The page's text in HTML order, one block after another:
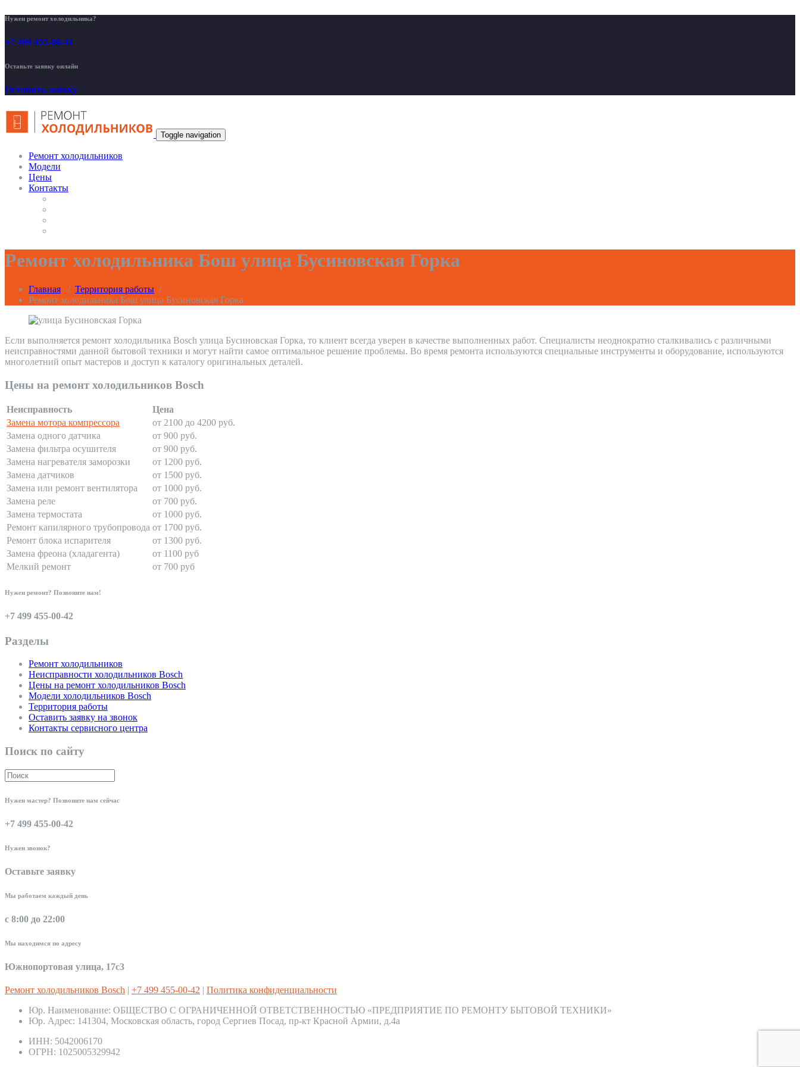
Нужен ремонт холодильника?
+7 499 455-00-42
Оставьте заявку онлайн
Оставить заявку
Toggle navigation
Ремонт холодильников
Модели
Цены
Контакты
Ремонт холодильника Бош улица Бусиновская Горка
Главная / Территория работы /
Ремонт холодильника Бош улица Бусиновская Горка
Если выполняется ремонт холодильника Bosch улица Бусиновская Горка, то клиент всегда уверен в качестве выполненных работ. Специалисты неоднократно сталкивались с различными
неисправностями данной бытовой техники и могут найти самое оптимальное решение проблемы. Во время ремонта используются специальные инструменты и оборудование, используются
многолетний опыт мастеров и доступ к каталогу оригинальных деталей.
Цены на ремонт холодильников Bosch
Неисправность
Цена
Замена мотора компрессора
от 2100 до 4200 руб.
Замена одного датчика
от 900 руб.
Замена фильтра осушителя
от 900 руб.
Замена нагревателя заморозки
от 1200 руб.
Замена датчиков
от 1500 руб.
Замена или ремонт вентилятора
от 1000 руб.
Замена реле
от 700 руб.
Замена термостата
от 1000 руб.
Ремонт капилярного трубопровода от 1700 руб.
Ремонт блока испарителя
от 1300 руб.
Замена фреона (хладагента)
от 1100 руб
Мелкий ремонт
от 700 руб
Нужен ремонт? Позвоните нам!
+7 499 455-00-42
Разделы
Ремонт холодильников
Неисправности холодильников Bosch
Цены на ремонт холодильников Bosch
Модели холодильников Bosch
Территория работы
Оставить заявку на звонок
Контакты сервисного центра
Поиск по сайту
Нужен мастер? Позвоните нам сейчас
+7 499 455-00-42
Нужен звонок?
Оставьте заявку
Мы работаем каждый день
с 8:00 до 22:00
Мы находимся по адресу
Южнопортовая улица, 17с3
Ремонт холодильников Bosch | +7 499 455-00-42 | Политика конфиденциальности
Юр. Наименование: ОБЩЕСТВО С ОГРАНИЧЕННОЙ ОТВЕТСТВЕННОСТЬЮ «ПРЕДПРИЯТИЕ ПО РЕМОНТУ БЫТОВОЙ ТЕХНИКИ»
Юр. Адрес: 141304, Московская область, город Сергиев Посад, пр-кт Красной Армии, д.4а
ИНН: 5042006170
ОГРН: 1025005329942